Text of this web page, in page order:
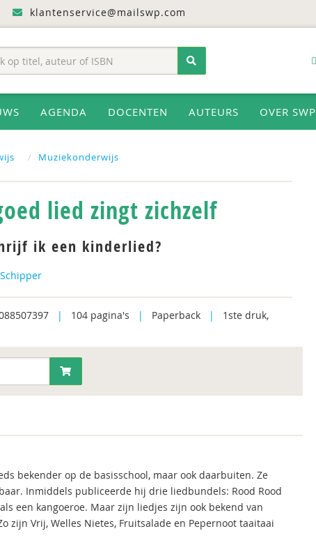
klantenservice@mailswp.com
AGENDA DOCENTEN AUTEURS OVER SWP
Muziekonderwijs
lied zingt zichzelf
ik een kinderlied?
| 104 pagina's | Paperback |
1ste druk,
bekender op de basisschool, maar ook daarbuiten. Ze
Inmiddels publiceerde hij drie liedbundels: Rood Rood
een kangoeroe. Maar zijn liedjes zijn ook bekend van
zijn Vrij, Welles Nietes, Fruitsalade en Pepernoot taaitaai